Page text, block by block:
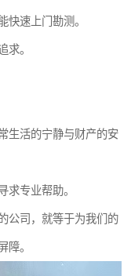
快速上门勘测。
求。
生活的宁静与财产的安
求专业帮助。
公司，就等于为我们的
障。